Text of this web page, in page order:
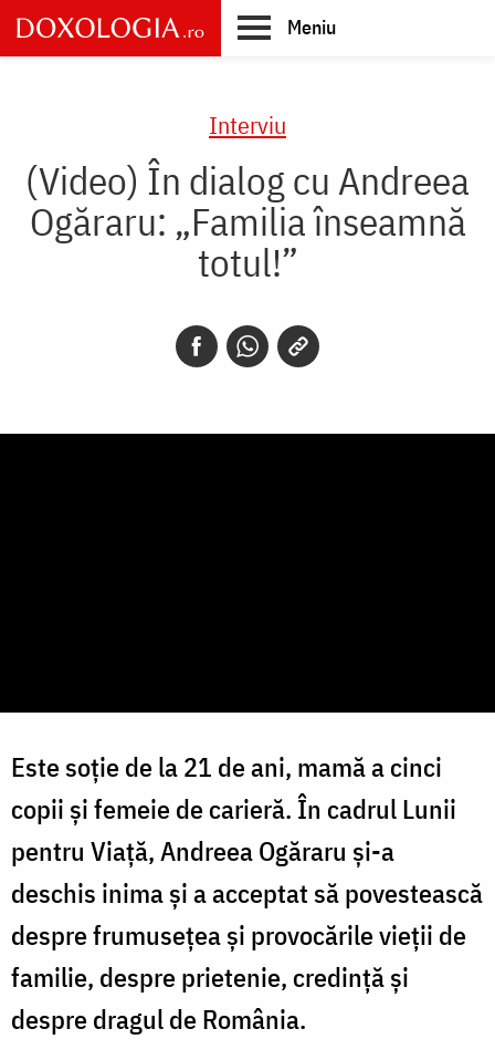
Skip
to
main
Meniu
Interviu
​(Video) În dialog cu Andreea
Ogăraru: „Familia înseamnă
totul!”
Este soție de la 21 de ani, mamă a cinci
copii și femeie de carieră. În cadrul Lunii
pentru Viață, Andreea Ogăraru și-a
deschis inima și a acceptat să povestească
despre frumusețea și provocările vieții de
familie, despre prietenie, credință și
despre dragul de România.